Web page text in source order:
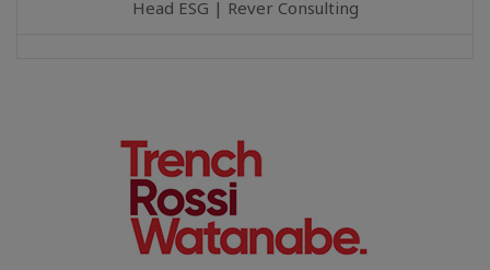
Head ESG | Rever Consulting